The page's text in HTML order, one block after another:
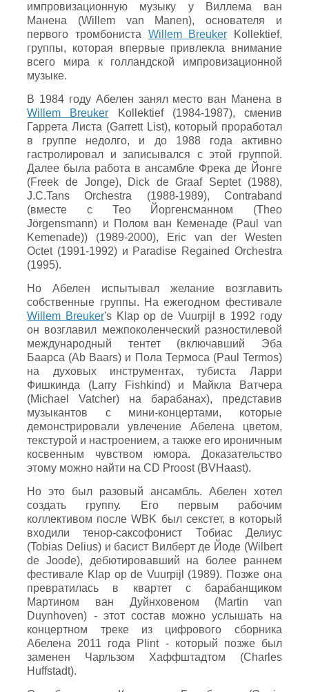
импровизационную музыку у Виллема ван
Манена (Willem van Manen), основателя и
первого тромбониста Willem Breuker Kollektief,
группы, которая впервые привлекла внимание
всего мира к голландской импровизационной
музыке.
В 1984 году Абелен занял место ван Манена в
Willem Breuker Kollektief (1984-1987), сменив
Гаррета Листа (Garrett List), который проработал
в группе недолго, и до 1988 года активно
гастролировал и записывался с этой группой.
Далее была работа в ансамбле Фрека де Йонге
(Freek de Jonge), Dick de Graaf Septet (1988),
J.C.Tans Orchestra (1988-1989), Contraband
(вместе с Тео Йоргенсманном (Theo
Jörgensmann) и Полом ван Кеменаде (Paul van
Kemenade)) (1989-2000), Eric van der Westen
Octet (1991-1992) и Paradise Regained Orchestra
(1995).
Но Абелен испытывал желание возглавить
собственные группы. На ежегодном фестивале
Willem Breuker's Klap op de Vuurpijl в 1992 году
он возглавил межпоколенческий разностилевой
международный тентет (включавший Эба
Баарса (Ab Baars) и Пола Термоса (Paul Termos)
на духовых инструментах, тубиста Ларри
Фишкинда (Larry Fishkind) и Майкла Ватчера
(Michael Vatcher) на барабанах), представив
музыкантов с мини-концертами, которые
демонстрировали увлечение Абелена цветом,
текстурой и настроением, а также его ироничным
косвенным чувством юмора. Доказательство
этому можно найти на CD Proost (BVHaast).
Но это был разовый ансамбль. Абелен хотел
создать группу. Его первым рабочим
коллективом после WBK был секстет, в который
входили тенор-саксофонист Тобиас Делиус
(Tobias Delius) и басист Вилберт де Йоде (Wilbert
de Joode), дебютировавший на более раннем
фестивале Klap op de Vuurpijl (1989). Позже она
превратилась в квартет с барабанщиком
Мартином ван Дуйнховеном (Martin van
Duynhoven) - этот состав можно услышать на
концертном треке из цифрового сборника
Абелена 2011 года Plint - который позже был
заменен Чарльзом Хаффштадтом (Charles
Huffstadt).